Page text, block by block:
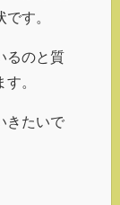
す。
るのと質
。
きたいで